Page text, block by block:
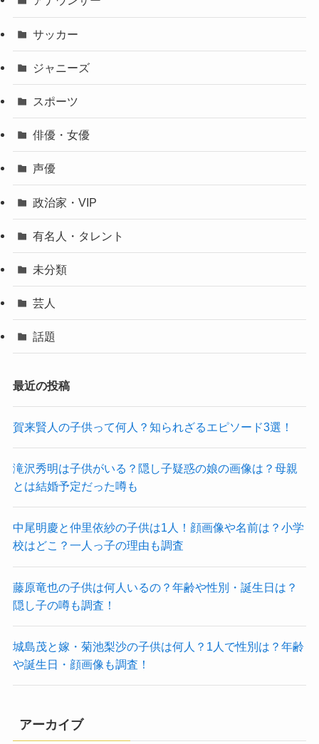
サッカー
ジャニーズ
スポーツ
俳優・女優
声優
政治家・VIP
有名人・タレント
未分類
芸人
話題
最近の投稿
賀来賢人の子供って何人？知られざるエピソード3選！
滝沢秀明は子供がいる？隠し子疑惑の娘の画像は？母親
とは結婚予定だった噂も
中尾明慶と仲里依紗の子供は1人！顔画像や名前は？小学
校はどこ？一人っ子の理由も調査
藤原竜也の子供は何人いるの？年齢や性別・誕生日は？
隠し子の噂も調査！
城島茂と嫁・菊池梨沙の子供は何人？1人で性別は？年齢
や誕生日・顔画像も調査！
アーカイブ